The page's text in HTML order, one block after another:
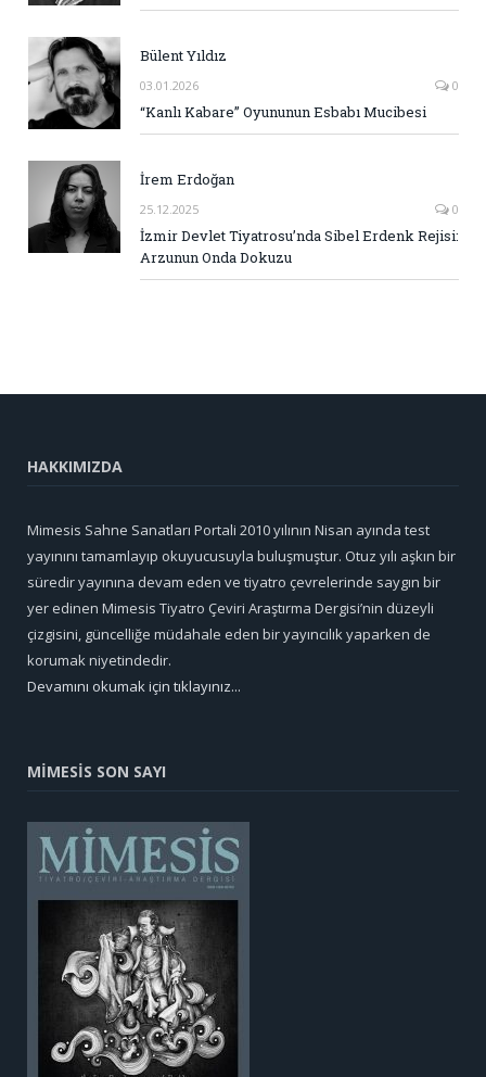
Bülent Yıldız
03.01.2026 0
“Kanlı Kabare” Oyununun Esbabı Mucibesi
İrem Erdoğan
25.12.2025 0
İzmir Devlet Tiyatrosu’nda Sibel Erdenk Rejisi:
Arzunun Onda Dokuzu
HAKKIMIZDA
Mimesis Sahne Sanatları Portali 2010 yılının Nisan ayında test
yayınını tamamlayıp okuyucusuyla buluşmuştur. Otuz yılı aşkın bir
süredir yayınına devam eden ve tiyatro çevrelerinde saygın bir
yer edinen Mimesis Tiyatro Çeviri Araştırma Dergisi’nin düzeyli
çizgisini, güncelliğe müdahale eden bir yayıncılık yaparken de
korumak niyetindedir.
Devamını okumak için tıklayınız...
MİMESİS SON SAYI